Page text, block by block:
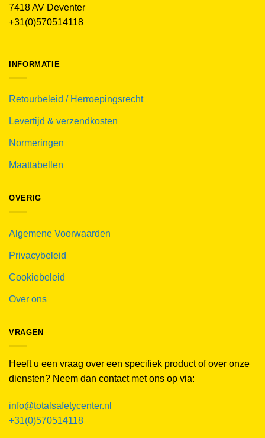
7418 AV Deventer
+31(0)570514118
INFORMATIE
Retourbeleid / Herroepingsrecht
Levertijd & verzendkosten
Normeringen
Maattabellen
OVERIG
Algemene Voorwaarden
Privacybeleid
Cookiebeleid
Over ons
VRAGEN
Heeft u een vraag over een specifiek product of over onze
diensten? Neem dan contact met ons op via:
info@totalsafetycenter.nl
+31(0)570514118